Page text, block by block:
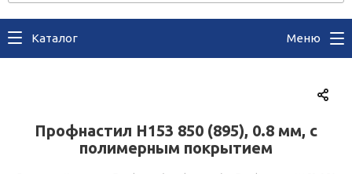
Каталог Меню
Профнастил Н153 850 (895), 0.8 мм, с
полимерным покрытием